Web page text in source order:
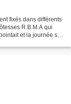
fixés dans différents
R.B.M.A qui
et la journée se